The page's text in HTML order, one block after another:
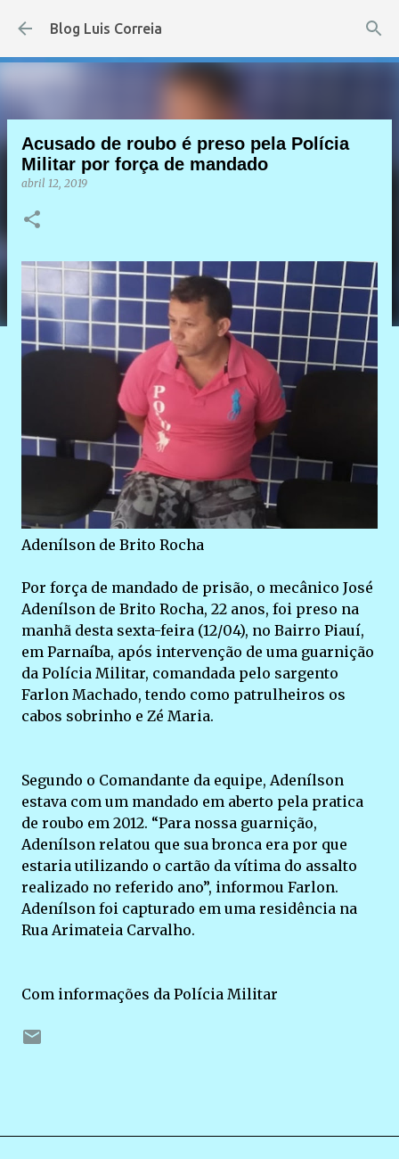
Pular para o conteúdo principal
Blog Luis Correia
Acusado de roubo é preso pela Polícia
Militar por força de mandado
abril 12, 2019
Adenílson de Brito Rocha
Por força de mandado de prisão, o mecânico José
Adenílson de Brito Rocha, 22 anos, foi preso na
manhã desta sexta-feira (12/04), no Bairro Piauí,
em Parnaíba, após intervenção de uma guarnição
da Polícia Militar, comandada pelo sargento
Farlon Machado, tendo como patrulheiros os
cabos sobrinho e Zé Maria.
Segundo o Comandante da equipe, Adenílson
estava com um mandado em aberto pela pratica
de roubo em 2012. “Para nossa guarnição,
Adenílson relatou que sua bronca era por que
estaria utilizando o cartão da vítima do assalto
realizado no referido ano”, informou Farlon.
Adenílson foi capturado em uma residência na
Rua Arimateia Carvalho.
Com informações da Polícia Militar